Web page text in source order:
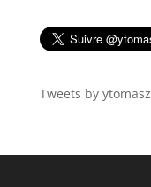
Tweets by ytomasz